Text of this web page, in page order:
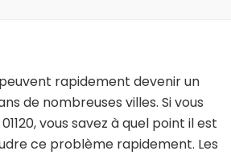
rapidement devenir un
de nombreuses villes. Si vous
vous savez à quel point il est
ce problème rapidement. Les